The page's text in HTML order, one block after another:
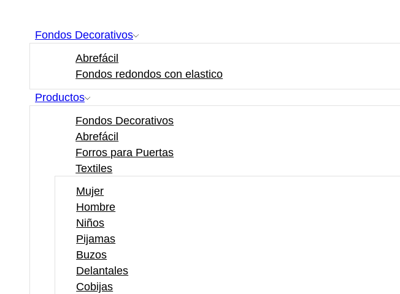
Fondos Decorativos
Abrefácil
Fondos redondos con elastico
Productos
Fondos Decorativos
Abrefácil
Forros para Puertas
Textiles
Mujer
Hombre
Niños
Pijamas
Buzos
Delantales
Cobijas